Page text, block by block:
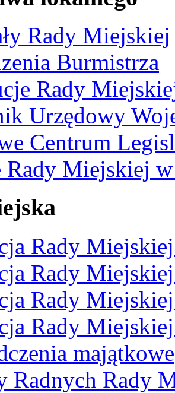
Rady Miejskiej
Burmistrza
Rady
Urzędowy
Centrum
Rady Miejskiej w
Rady
Rady
Rady
Rady
majątkowe
Radnych Rady